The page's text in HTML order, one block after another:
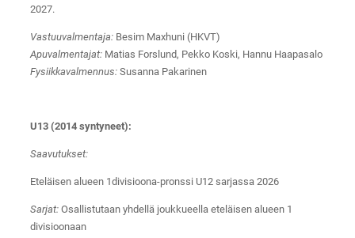
2027.
Vastuuvalmentaja: Besim Maxhuni (HKVT)
Apuvalmentajat:Matias Forslund, Pekko Koski, Hannu Haapasalo
Fysiikkavalmennus:Susanna Pakarinen
U13 (2014 syntyneet):
Saavutukset:
Eteläisen alueen 1divisioona-pronssi U12 sarjassa 2026
Sarjat:Osallistutaan yhdellä joukkueella eteläisen alueen 1
divisioonaan